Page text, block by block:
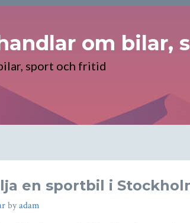
om bilar,
sport och fritid
en sportbil i
byadam